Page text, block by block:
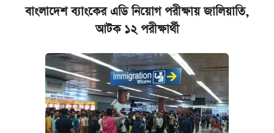
বাংলাদেশ ব্যাংকের এডি নিয়োগ পরীক্ষায় জালিয়াতি,
আটক ১২ পরীক্ষার্থী